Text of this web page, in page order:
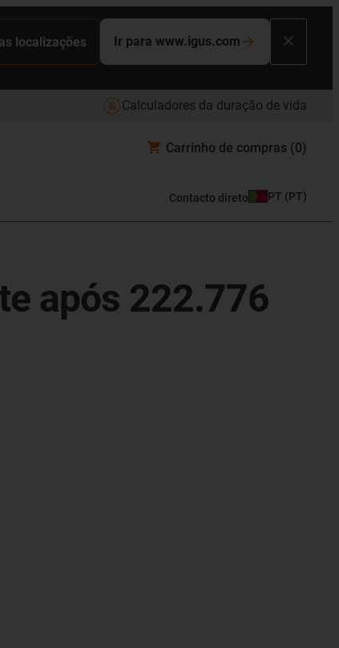
localizações Ir para www.igus.com
Calculadores da duração de vida
Carrinho de compras (0)
Contacto direto PT (PT)
após 222.776